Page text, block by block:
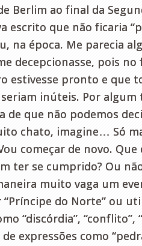
Berlim ao final da
escrito que não ficaria
na época. Me parecia
decepcionasse, pois
estivesse pronto e que
inúteis. Por algum
de que não podemos
chato, imagine… Só
começar de novo.
ter se cumprido? Ou
muito vaga um
do Norte” ou
“discórdia”,
expressões como